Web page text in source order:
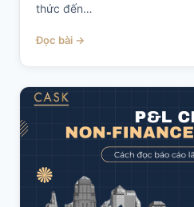
thức đến…
Đọc bài →